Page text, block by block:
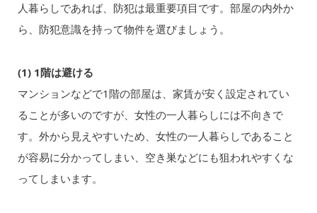
人暮らしであれば、防犯は最重要項目です。部屋の内外か
ら、防犯意識を持って物件を選びましょう。
(1) 1階は避ける
マンションなどで1階の部屋は、家賃が安く設定されてい
ることが多いのですが、女性の一人暮らしには不向きで
す。外から見えやすいため、女性の一人暮らしであること
が容易に分かってしまい、空き巣などにも狙われやすくな
ってしまいます。